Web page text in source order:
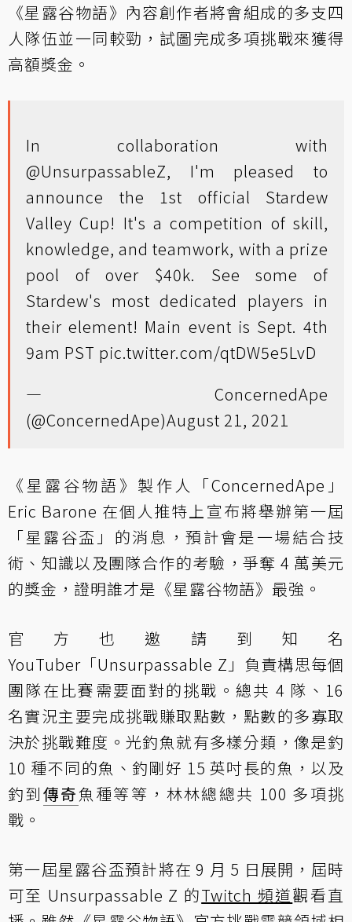
《星露谷物語》內容創作者將會組成的多支四
人隊伍並一同較勁，試圖完成多項挑戰來獲得
高額獎金。
In collaboration with
@UnsurpassableZ, I'm pleased to
announce the 1st official Stardew
Valley Cup! It's a competition of skill,
knowledge, and teamwork, with a prize
pool of over $40k. See some of
Stardew's most dedicated players in
their element! Main event is Sept. 4th
9am PST pic.twitter.com/qtDW5e5LvD
— ConcernedApe
(@ConcernedApe)August 21, 2021
《星露谷物語》製作人「ConcernedApe」
Eric Barone 在個人推特上宣布將舉辦第一屆
「星露谷盃」的消息，預計會是一場結合技
術、知識以及團隊合作的考驗，爭奪 4 萬美元
的獎金，證明誰才是《星露谷物語》最強。
官方也邀請到知名
YouTuber「Unsurpassable Z」負責構思每個
團隊在比賽需要面對的挑戰。總共 4 隊、16
名實況主要完成挑戰賺取點數，點數的多寡取
決於挑戰難度。光釣魚就有多樣分類，像是釣
10 種不同的魚、釣剛好 15 英吋長的魚，以及
釣到傳奇魚種等等，林林總總共 100 多項挑
戰。
第一屆星露谷盃預計將在 9 月 5 日展開，屆時
可至 Unsurpassable Z 的Twitch 頻道觀看直